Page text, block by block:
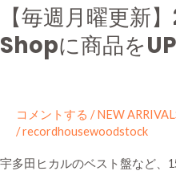
【毎週月曜更
Shopに商品を
コメントする /NEW
/recordhousewoodstock
宇多田ヒカルのベスト盤など、